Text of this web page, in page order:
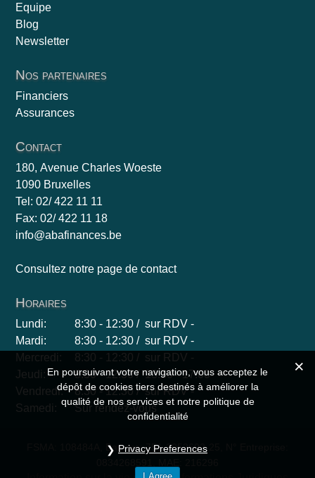
Equipe
Blog
Newsletter
Nos partenaires
Financiers
Assurances
Contact
180, Avenue Charles Woeste
1090 Bruxelles
Tel: 02/ 422 11 11
Fax: 02/ 422 11 18
info@abafinances.be
Consultez notre page de contact
Horaires
Lundi:
8:30 - 12:30 / sur RDV -
Mardi:
8:30 - 12:30 / sur RDV -
Mercredi:
8:30 - 12:30 / sur RDV -
Jeudi:
8:30 - 12:30 / 13:30 - 17:00
Vendredi:
8:30 - 12:30 / sur RDV -
Samedi:
Sur rendez-vous
FSMA: 108484A, Banque: 751-2052602-25, N° Entreprise:
En poursuivant votre navigation, vous acceptez le
dépôt de cookies tiers destinés à améliorer la
qualité de nos services et notre politique de
confidentialité
Privacy Preferences